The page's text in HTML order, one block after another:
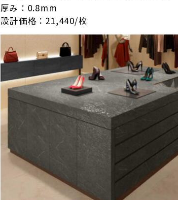
厚み：0.8mm
設計価格：21,440/枚